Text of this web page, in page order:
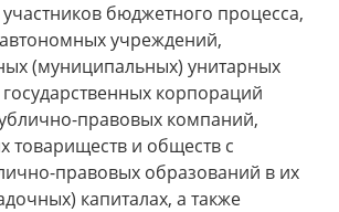
бюджетного процесса,
учреждений,
(муниципальных) унитарных
корпораций
правовых компаний,
товариществ и обществ с
правовых образований в их
капиталах, а также